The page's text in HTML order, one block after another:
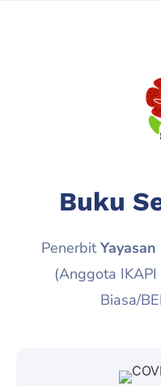
Buku
Penerbit
(Anggota
Biasa/